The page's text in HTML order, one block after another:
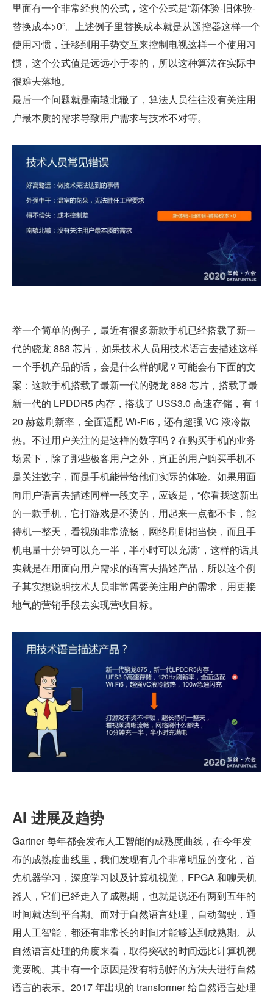
里面有一个非常经典的公式，这个公式是“新体验-旧体验-
替换成本>0”。上述例子里替换成本就是从遥控器这样一个
使用习惯，迁移到用手势交互来控制电视这样一个使用习
惯，这个公式值是远远小于零的，所以这种算法在实际中
很难去落地。
最后一个问题就是南辕北辙了，算法人员往往没有关注用
户最本质的需求导致用户需求与技术不对等。
举一个简单的例子，最近有很多新款手机已经搭载了新一
代的骁龙 888 芯片，如果技术人员用技术语言去描述这样
一个手机产品的话，会是什么样的呢？可能会有下面的文
案：这款手机搭载了最新一代的骁龙 888 芯片，搭载了最
新一代的 LPDDR5 内存，搭载了 USS3.0 高速存储，有 1
20 赫兹刷新率，全面适配 Wi-Fi6，还有超强 VC 液冷散
热。不过用户关注的是这样的数字吗？在购买手机的业务
场景下，除了那些极客用户之外，真正的用户购买手机不
是关注数字，而是手机能带给他们实际的体验。如果用面
向用户语言去描述同样一段文字，应该是，“你看我这新出
的一款手机，它打游戏是不烫的，用起来一点都不卡，能
待机一整天，看视频非常流畅，网络刷剧相当快，而且手
机电量十分钟可以充一半，半小时可以充满”，这样的话其
实就是在用面向用户需求的语言去描述产品，所以这个例
子其实想说明技术人员非常需要关注用户的需求，用更接
地气的营销手段去实现营收目标。
AI 进展及趋势
Gartner 每年都会发布人工智能的成熟度曲线，在今年发
布的成熟度曲线里，我们发现有几个非常明显的变化，首
先机器学习，深度学习以及计算机视觉，FPGA 和聊天机
器人，它们已经走入了成熟期，也就是说还有两到五年的
时间就达到平台期。而对于自然语言处理，自动驾驶，通
用人工智能，都还有非常长的时间才能够达到成熟期。从
自然语言处理的角度来看，取得突破的时间远比计算机视
觉要晚。其中有一个原因是没有特别好的方法去进行自然
语言的表示。2017 年出现的 transformer 给自然语言处理